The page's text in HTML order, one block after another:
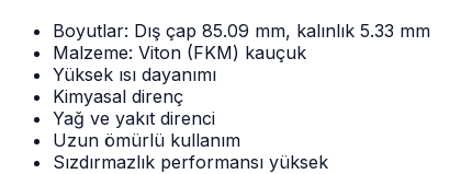
Boyutlar: Dış çap 85.09 mm, kalınlık 5.33 mm
Malzeme: Viton (FKM) kauçuk
Yüksek ısı dayanımı
Kimyasal direnç
Yağ ve yakıt direnci
Uzun ömürlü kullanım
Sızdırmazlık performansı yüksek